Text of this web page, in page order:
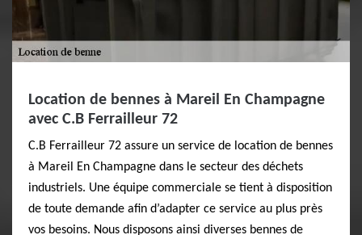
Location de bennes à Mareil En Champagne
avec C.B Ferrailleur 72
C.B Ferrailleur 72 assure un service de location de bennes
à Mareil En Champagne dans le secteur des déchets
industriels. Une équipe commerciale se tient à disposition
de toute demande afin d’adapter ce service au plus près
vos besoins. Nous disposons ainsi diverses bennes de